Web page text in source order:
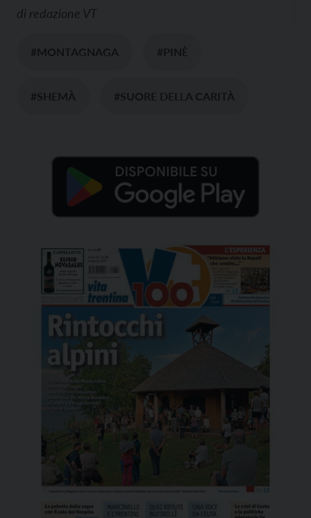
di redazione VT
#MONTAGNAGA #PINÈ
#SHEMÀ #SUORE DELLA CARITÀ